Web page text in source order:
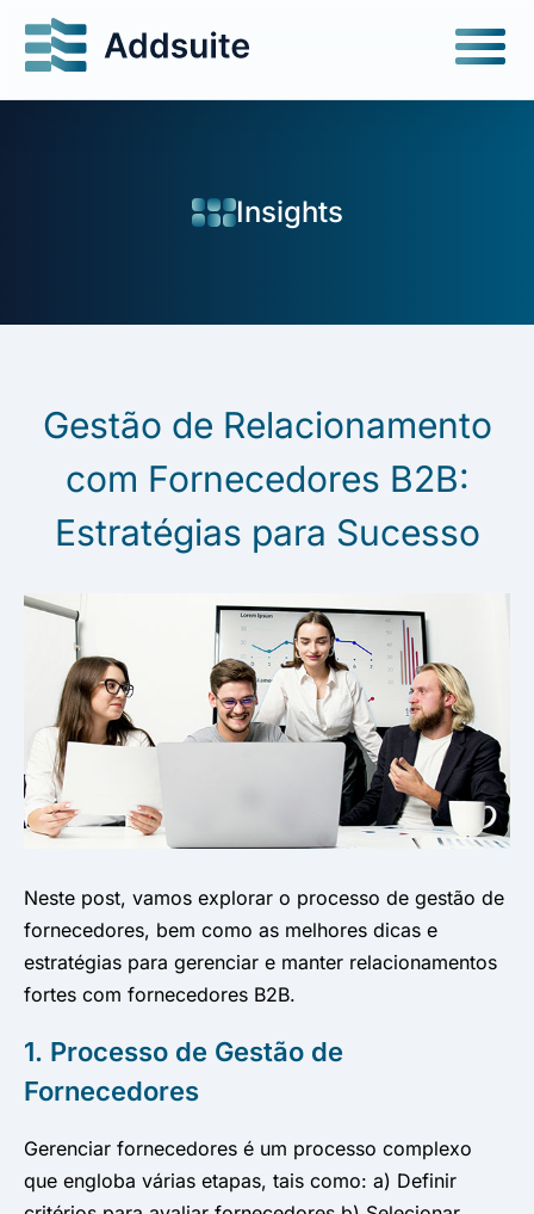
Insights
Gestão de Relacionamento
com Fornecedores B2B:
Estratégias para Sucesso
Neste post, vamos explorar o processo de gestão de
fornecedores, bem como as melhores dicas e
estratégias para gerenciar e manter relacionamentos
fortes com fornecedores B2B.
1. Processo de Gestão de
Fornecedores
Gerenciar fornecedores é um processo complexo
que engloba várias etapas, tais como: a) Definir